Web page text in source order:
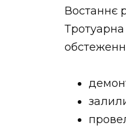
Востаннє